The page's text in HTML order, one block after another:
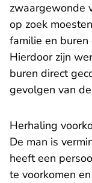
zwaargewonde
op zoek
familie en
Hierdoor zijn
buren direct
gevolgen van
Herhaling
De man is
heeft een
te voorkomen